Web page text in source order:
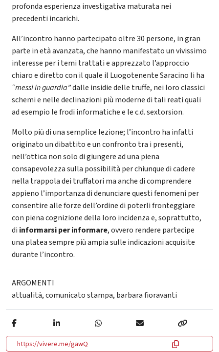
profonda esperienza investigativa maturata nei
precedenti incarichi.
All’incontro hanno partecipato oltre 30 persone, in gran
parte in età avanzata, che hanno manifestato un vivissimo
interesse per i temi trattati e apprezzato l’approccio
chiaro e diretto con il quale il Luogotenente Saracino li ha
“messi in guardia”dalle insidie delle truffe, nei loro classici
schemi e nelle declinazioni più moderne di tali reati quali
ad esempio le frodi informatiche e le c.d. sextorsion.
Molto più di una semplice lezione; l’incontro ha infatti
originato un dibattito e un confronto tra i presenti,
nell’ottica non solo di giungere ad una piena
consapevolezza sulla possibilità per chiunque di cadere
nella trappola dei truffatori ma anche di comprendere
appieno l’importanza di denunciare questi fenomeni per
consentire alle forze dell’ordine di poterli fronteggiare
con piena cognizione della loro incidenza e, soprattutto,
di informarsi per informare, ovvero rendere partecipe
una platea sempre più ampia sulle indicazioni acquisite
durante l’incontro.
ARGOMENTI
attualità,comunicato stampa, barbara fioravanti
https://vivere.me/gawQ